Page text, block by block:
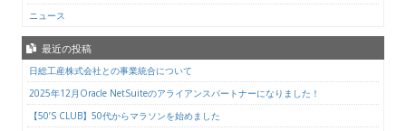
ニュース
最近の投稿
日総工産株式会社との事業統合について
2025年12月Oracle NetSuiteのアライアンスパートナーになりました！
【50’S CLUB】50代からマラソンを始めました